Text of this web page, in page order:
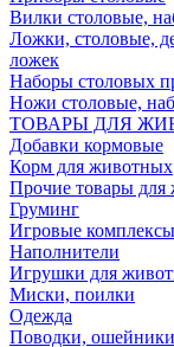
Вилки столовые,
Ложки, столовые,
ложек
Наборы столовых
Ножи столовые,
ТОВАРЫ ДЛЯ
Добавки кормовые
Корм для животных
Прочие товары
Груминг
Игровые
Наполнители
Игрушки для
Миски, поилки
Одежда
Поводки,